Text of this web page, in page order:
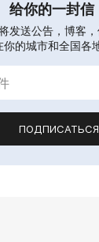
给你的一封信
发送公告，博客，
你的城市和全国各
ПОДПИСАТЬСЯ